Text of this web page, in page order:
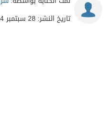
تاريخ النشر: 28 سبتمبر 2024 - 12:12م